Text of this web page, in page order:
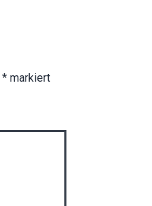
* markiert